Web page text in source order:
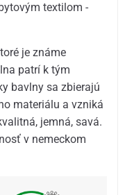
textilom -
je známe
patrí k tým
bavlny sa zbierajú
materiálu a vzniká
jemná, savá.
v nemeckom